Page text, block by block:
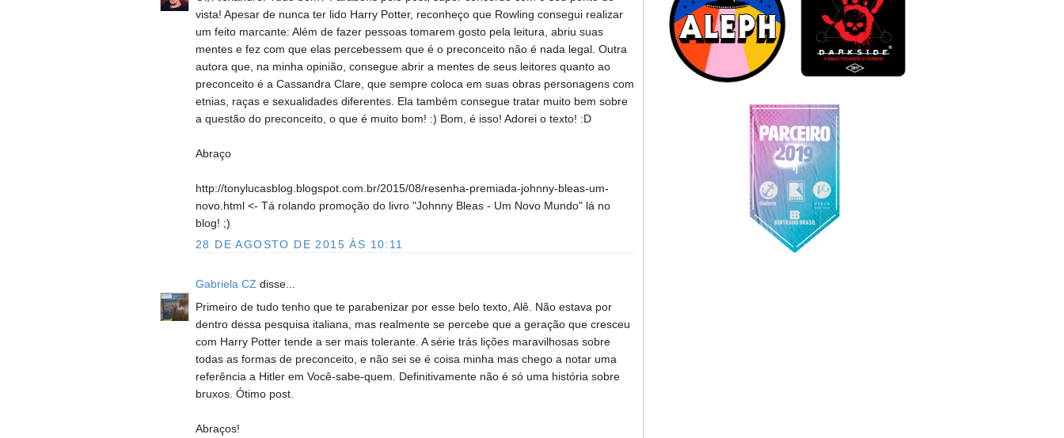
vista! Apesar de nunca ter lido Harry Potter, reconheço que Rowling consegui realizar
um feito marcante: Além de fazer pessoas tomarem gosto pela leitura, abriu suas
mentes e fez com que elas percebessem que é o preconceito não é nada legal. Outra
autora que, na minha opinião, consegue abrir a mentes de seus leitores quanto ao
preconceito é a Cassandra Clare, que sempre coloca em suas obras personagens com
etnias, raças e sexualidades diferentes. Ela também consegue tratar muito bem sobre
a questão do preconceito, o que é muito bom! :) Bom, é isso! Adorei o texto! :D
Abraço
http://tonylucasblog.blogspot.com.br/2015/08/resenha-premiada-johnny-bleas-um-
novo.html <- Tá rolando promoção do livro "Johnny Bleas - Um Novo Mundo" lá no
blog! ;)
28 DE AGOSTO DE 2015 ÀS 10:11
Gabriela CZ disse...
Primeiro de tudo tenho que te parabenizar por esse belo texto, Alê. Não estava por
dentro dessa pesquisa italiana, mas realmente se percebe que a geração que cresceu
com Harry Potter tende a ser mais tolerante. A série trás lições maravilhosas sobre
todas as formas de preconceito, e não sei se é coisa minha mas chego a notar uma
referência a Hitler em Você-sabe-quem. Definitivamente não é só uma história sobre
bruxos. Ótimo post.
Abraços!